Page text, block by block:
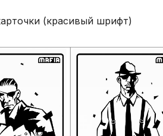
(красивый шрифт)